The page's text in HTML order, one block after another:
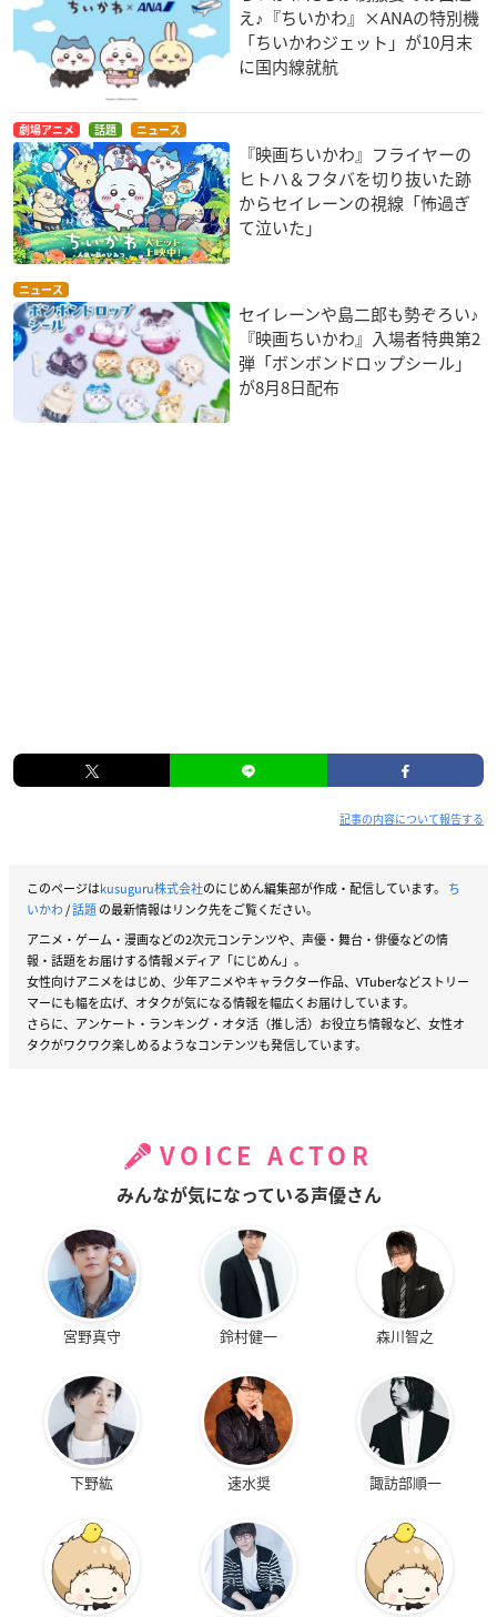
え♪『ちいかわ』×ANAの特別機
「ちいかわジェット」が10月末
に国内線就航
劇場アニメ 話題 ニュース
『映画ちいかわ』フライヤーの
ヒトハ＆フタバを切り抜いた跡
からセイレーンの視線「怖過ぎ
て泣いた」
ニュース
セイレーンや島二郎も勢ぞろい♪
『映画ちいかわ』入場者特典第2
弾「ボンボンドロップシール」
が8月8日配布
記事の内容について報告する
このページはkusuguru株式会社のにじめん編集部が作成・配信しています。 ち
いかわ/話題の最新情報はリンク先をご覧ください。
アニメ・ゲーム・漫画などの2次元コンテンツや、声優・舞台・俳優などの情
報・話題をお届けする情報メディア「にじめん」。
女性向けアニメをはじめ、少年アニメやキャラクター作品、VTuberなどストリー
マーにも幅を広げ、オタクが気になる情報を幅広くお届けしています。
さらに、アンケート・ランキング・オタ活（推し活）お役立ち情報など、女性オ
タクがワクワク楽しめるようなコンテンツも発信しています。
VOICE ACTOR
みんなが気になっている声優さん
宮野真守 鈴村健一 森川智之
下野紘 速水奨 諏訪部順一